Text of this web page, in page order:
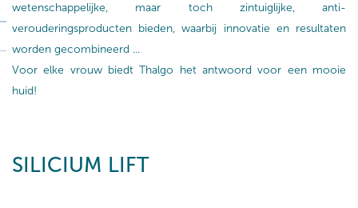
wetenschappelijke, maar toch zintuiglijke, anti-
verouderingsproducten bieden, waarbij innovatie en resultaten
worden gecombineerd ...
Voor elke vrouw biedt Thalgo het antwoord voor een mooie
huid!
SILICIUM LIFT